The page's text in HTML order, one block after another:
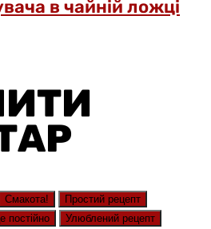
в чайній ложці
Смакота!
Простий рецепт
постійно Улюблений рецепт